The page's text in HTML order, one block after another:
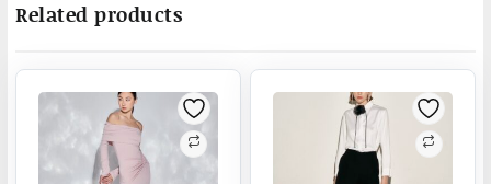
Related products